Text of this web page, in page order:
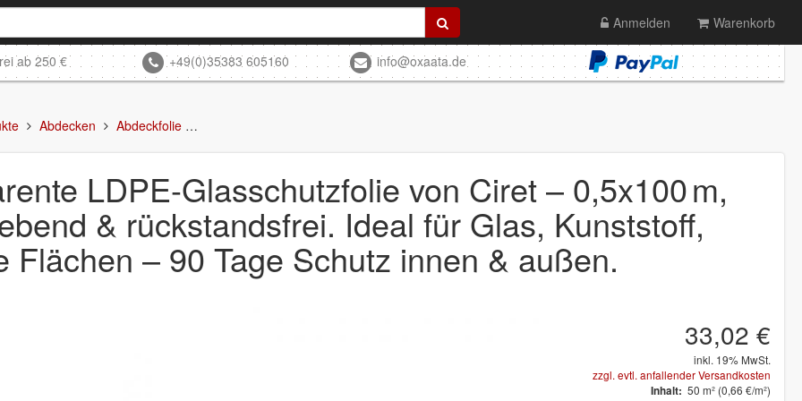
Anmelden Warenkorb
ab 250 € +49(0)35383 605160 info@oxaata.de
Abdecken Abdeckfolie
LDPE-Glasschutzfolie von Ciret – 0,5x100 m,
& rückstandsfrei. Ideal für Glas, Kunststoff,
Flächen – 90 Tage Schutz innen & außen.
33,02 €
inkl. 19% MwSt.
zzgl. evtl. anfallender Versandkosten
Inhalt: 50 m² (0,66 €/m²)